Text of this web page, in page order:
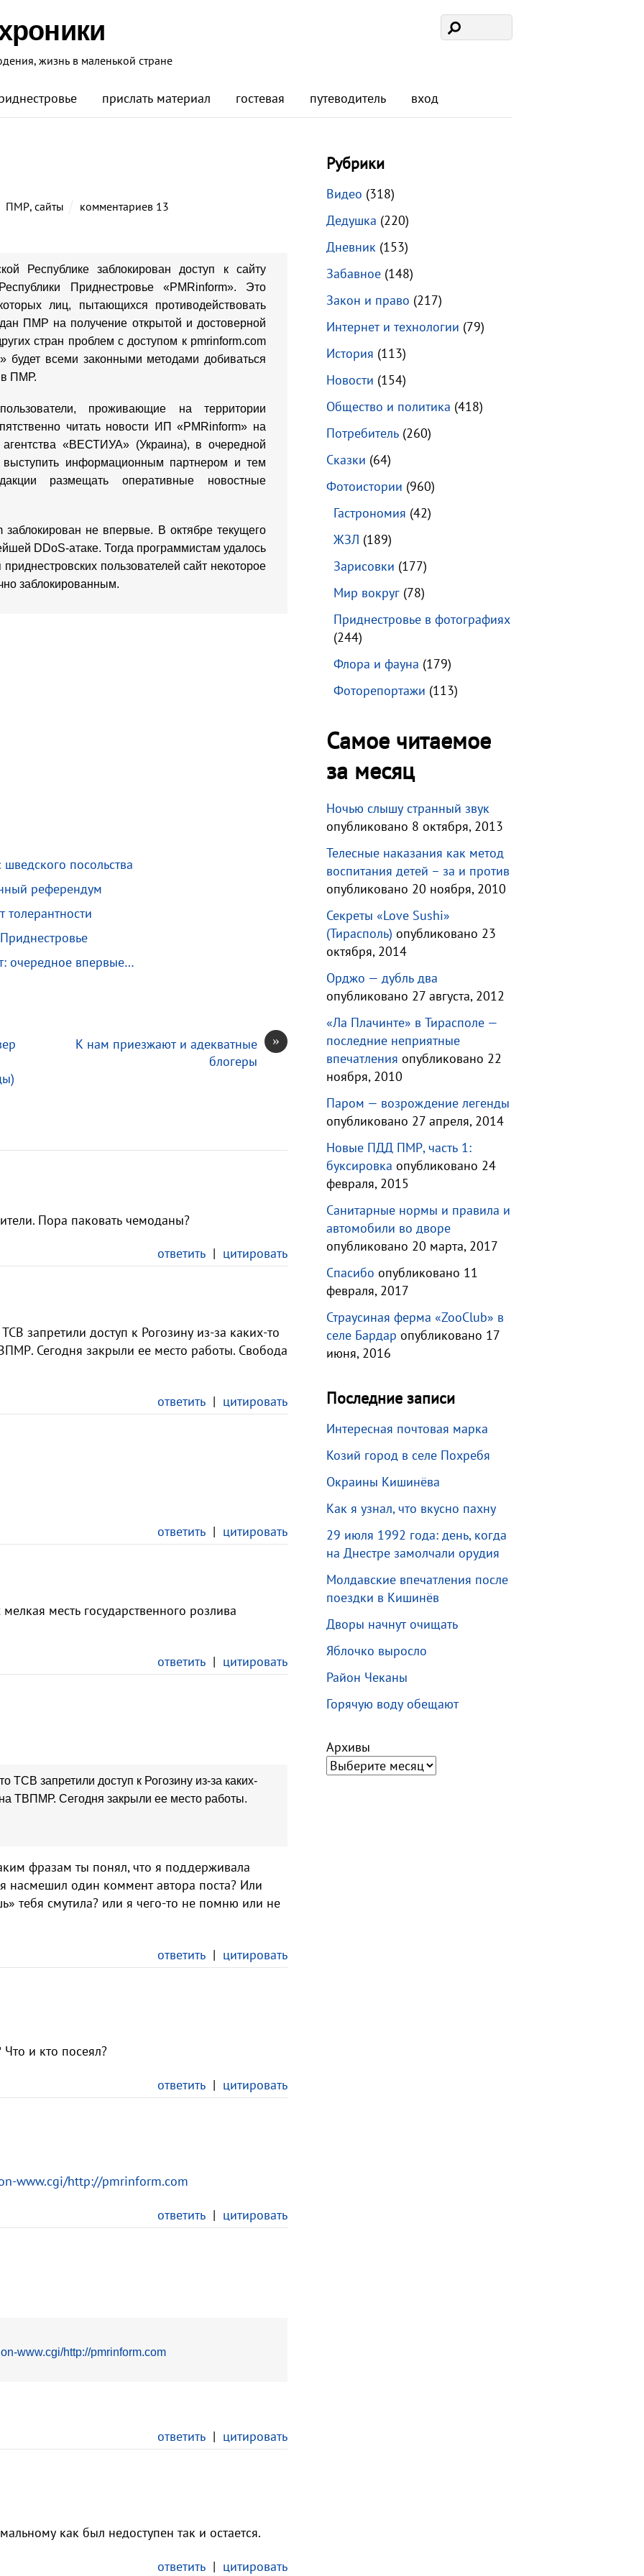
жизнь в маленькой стране
прислать материал гостевая путеводитель вход
ПМР, сайты комментариев 13
Республике заблокирован доступ к сайту
Приднестровье «PMRinform». Это
лиц, пытающихся противодействовать
ПМР на получение открытой и достоверной
стран проблем с доступом к pmrinform.com
будет всеми законными методами добиваться
в ПМР.
проживающие на территории
читать новости ИП «PMRinform» на
«ВЕСТИУА» (Украина), в очередной
выступить информационным партнером и тем
размещать оперативные новостные
не впервые. В октябре текущего
DDoS-атаке. Тогда программистам удалось
пользователей сайт некоторое
заблокированным.
посольства
референдум
толерантности
очередное впервые…
»
К нам приезжают и адекватные
блогеры
Пора паковать чемоданы?
ответить | цитировать
запретили доступ к Рогозину из-за каких-то
Сегодня закрыли ее место работы. Свобода
ответить | цитировать
ответить | цитировать
месть государственного розлива
ответить | цитировать
ТСВ запретили доступ к Рогозину из-за каких-
ТВПМР. Сегодня закрыли ее место работы.
фразам ты понял, что я поддерживала
насмешил один коммент автора поста? Или
тебя смутила? или я чего-то не помню или не
ответить | цитировать
и кто посеял?
ответить | цитировать
www.cgi/http://pmrinform.com
ответить | цитировать
www.cgi/http://pmrinform.com
ответить | цитировать
как был недоступен так и остается.
ответить | цитировать
Рубрики
Видео (318)
Дедушка (220)
Дневник(153)
Забавное(148)
Закон и право (217)
Интернет и технологии (79)
История (113)
Новости (154)
Общество и политика (418)
Потребитель(260)
Сказки (64)
Фотоистории (960)
Гастрономия (42)
ЖЗЛ (189)
Зарисовки (177)
Мир вокруг(78)
Приднестровье в фотографиях
(244)
Флора и фауна (179)
Фоторепортажи (113)
Самое читаемое
за месяц
Ночью слышу странный звук
опубликовано 8 октября, 2013
Телесные наказания как метод
воспитания детей – за и против
опубликовано 20 ноября, 2010
Секреты «Love Sushi»
(Тирасполь) опубликовано 23
октября, 2014
Орджо — дубль два
опубликовано 27 августа, 2012
«Ла Плачинте» в Тирасполе —
последние неприятные
впечатления опубликовано 22
ноября, 2010
Паром — возрождение легенды
опубликовано 27 апреля, 2014
Новые ПДД ПМР, часть 1:
буксировка опубликовано 24
февраля, 2015
Санитарные нормы и правила и
автомобили во дворе
опубликовано 20 марта, 2017
Спасибо опубликовано 11
февраля, 2017
Страусиная ферма «ZooClub» в
селе Бардар опубликовано 17
июня, 2016
Последние записи
Интересная почтовая марка
Козий город в селе Похребя
Окраины Кишинёва
Как я узнал, что вкусно пахну
29 июля 1992 года: день, когда
на Днестре замолчали орудия
Молдавские впечатления после
поездки в Кишинёв
Дворы начнут очищать
Яблочко выросло
Район Чеканы
Горячую воду обещают
Архивы